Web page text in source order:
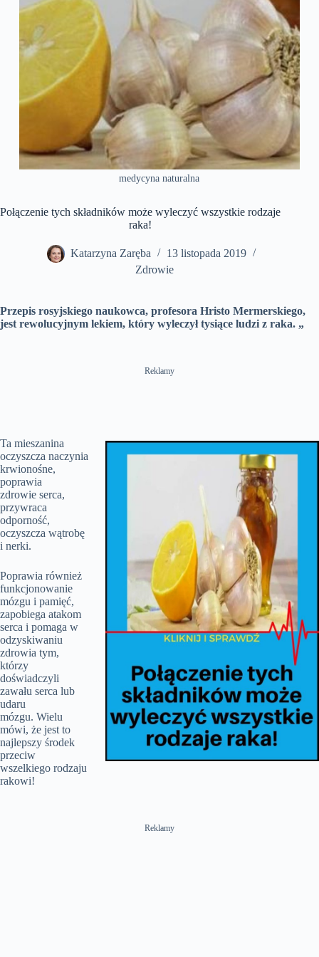
medycyna naturalna
Połączenie tych składników może wyleczyć wszystkie rodzaje
raka!
Katarzyna Zaręba
13 listopada 2019
Zdrowie
Przepis rosyjskiego naukowca, profesora Hristo Mermerskiego,
jest rewolucyjnym lekiem, który wyleczył tysiące ludzi z raka. „
Reklamy
Ta mieszanina
oczyszcza naczynia
krwionośne,
poprawia
zdrowie serca,
przywraca
odporność,
oczyszcza wątrobę
i nerki.
Poprawia również
funkcjonowanie
mózgu i pamięć,
zapobiega atakom
serca i pomaga w
odzyskiwaniu
zdrowia tym,
którzy
doświadczyli
zawału serca lub
udaru
mózgu. Wielu
mówi, że jest to
najlepszy środek
przeciw
wszelkiego rodzaju
rakowi!
Reklamy